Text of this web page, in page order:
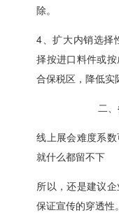
除。
4、扩大内销选择
择按进口料件或
合保税区，降低实
二、
线上展会难度系
就什么都留不下
所以，还是建议
保证宣传的穿透性。